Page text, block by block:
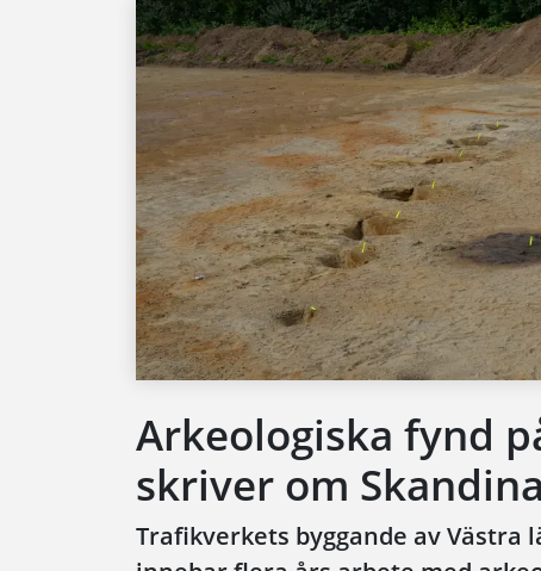
Arkeologiska fynd
skriver om
Trafikverkets byggande av Västra